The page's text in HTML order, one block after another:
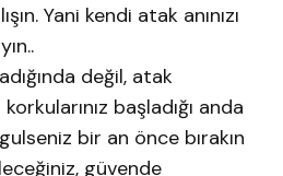
Yani kendi atak anınızı
değil, atak
başladığı anda
bir an önce bırakın
güvende